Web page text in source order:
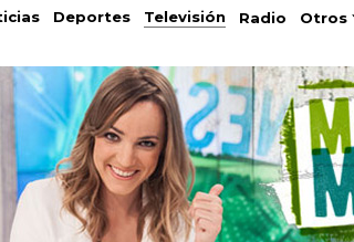
Deportes Televisión Radio Otros